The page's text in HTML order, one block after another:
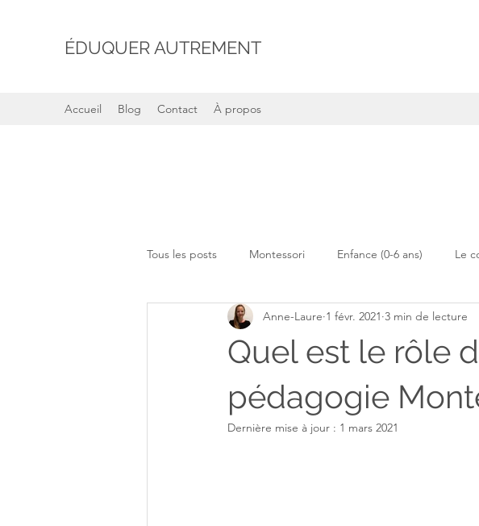
ÉDUQUER AUTREMENT
Accueil Blog Contact À propos
Tous les posts Montessori Enfance (0-6 ans) Le
Professionnels de la petite enfance
Quel est le rôle
pédagogie
Anne-Laure 1 févr. 2021 3 min de lecture
Dernière mise à jour : 1 mars 2021